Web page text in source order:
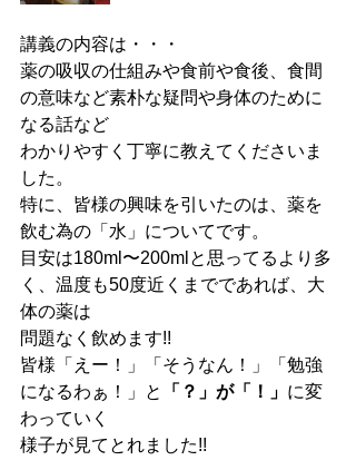
講義の内容は・・・
薬の吸収の仕組みや食前や食後、食間
の意味など素朴な疑問や身体のために
なる話など
わかりやすく丁寧に教えてくださいま
した。
特に、皆様の興味を引いたのは、薬を
飲む為の「水」についてです。
目安は180ml〜200mlと思ってるより多
く、温度も50度近くまでであれば、大
体の薬は
問題なく飲めます!!
皆様「えー！」「そうなん！」「勉強
になるわぁ！」と
「？」が「！」 に変
わっていく
様子が見てとれました!!